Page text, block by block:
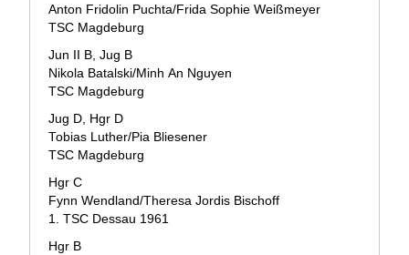
Anton Fridolin Puchta/Frida Sophie Weißmeyer
TSC Magdeburg
Jun II B, Jug B
Nikola Batalski/Minh An Nguyen
TSC Magdeburg
Jug D, Hgr D
Tobias Luther/Pia Bliesener
TSC Magdeburg
Hgr C
Fynn Wendland/Theresa Jordis Bischoff
1. TSC Dessau 1961
Hgr B